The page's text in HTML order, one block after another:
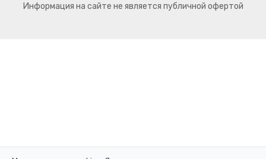
Информация на сайте не является публичной офертой